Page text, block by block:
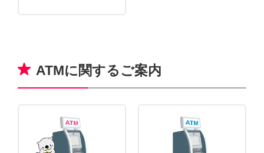
ATMに関するご案内